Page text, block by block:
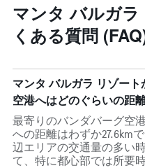
マンタ バルガラ
くある質問
マンタ バルガラ リゾー
空港へはどのぐらいの距
最寄りのバンダバーグ空
への距離はわずか27.6km
辺エリアの交通量の多い
て、特に都心部では所要